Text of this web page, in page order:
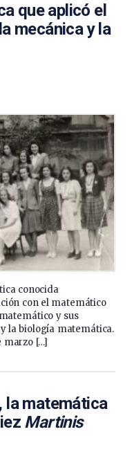
que aplicó el
mecánica y la
conocida
con el matemático
y sus
la biología matemática.
marzo […]
la matemática
Martinis